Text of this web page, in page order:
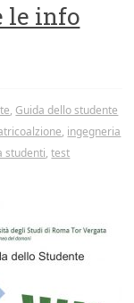
le info
, Guida dello studente
, ingegneria
studenti,test